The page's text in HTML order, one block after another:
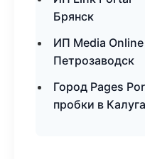
Брянск
ИП Media
Петрозаводск
Город Pages
пробки в Калуга